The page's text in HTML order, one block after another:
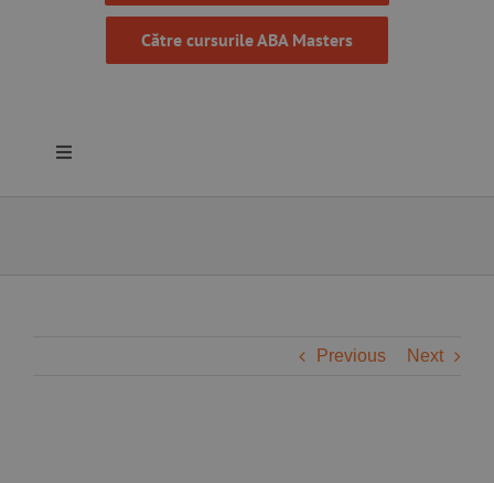
Către cursurile ABA Masters
Toggle
Previous Next